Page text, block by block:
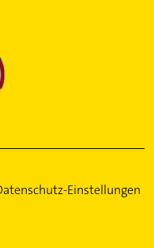
Einstellungen